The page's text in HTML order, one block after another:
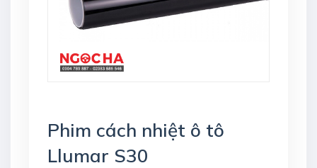
Phim cách nhiệt ô tô
Llumar S30